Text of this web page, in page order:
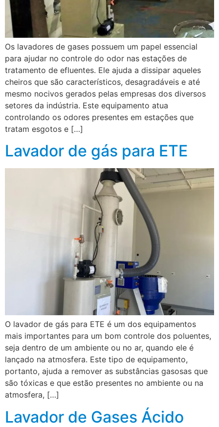
Os lavadores de gases possuem um papel essencial
para ajudar no controle do odor nas estações de
tratamento de efluentes. Ele ajuda a dissipar aqueles
cheiros que são característicos, desagradáveis e até
mesmo nocivos gerados pelas empresas dos diversos
setores da indústria. Este equipamento atua
controlando os odores presentes em estações que
tratam esgotos e […]
Lavador de gás para ETE
O lavador de gás para ETE é um dos equipamentos
mais importantes para um bom controle dos poluentes,
seja dentro de um ambiente ou no ar, quando ele é
lançado na atmosfera. Este tipo de equipamento,
portanto, ajuda a remover as substâncias gasosas que
são tóxicas e que estão presentes no ambiente ou na
atmosfera, […]
Lavador de Gases Ácido